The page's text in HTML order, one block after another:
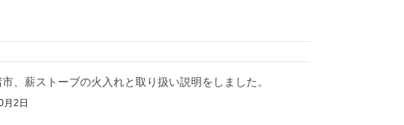
、薪ストーブの火入れと取り扱い説明をしました。
月2日